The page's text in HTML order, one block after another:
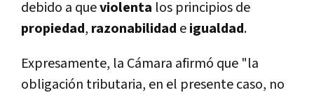
debido a queviolenta los principios de
propiedad, razonabilidad eigualdad.
Expresamente, la Cámara afirmó que "la
obligación tributaria, en el presente caso, no